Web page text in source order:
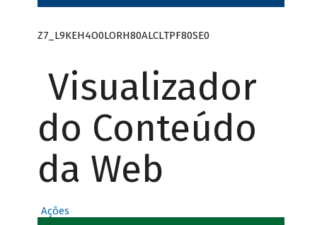
Z7_L9KEH4O0LORH80ALCLTPF80SE0
Visualizador
do Conteúdo
da Web
Ações